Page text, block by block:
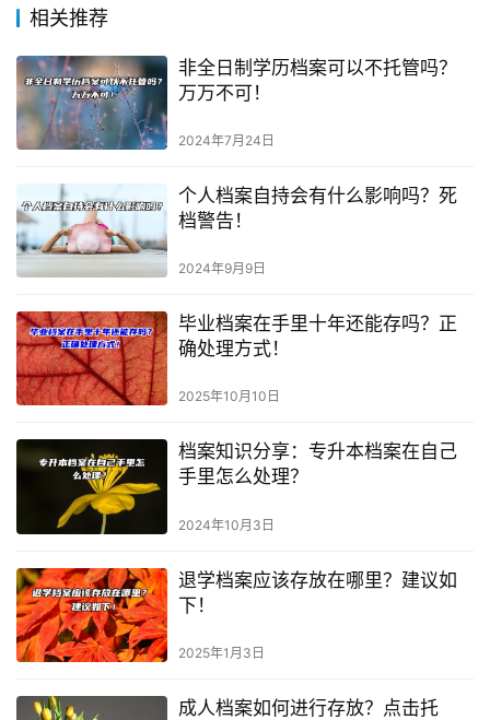
相关推荐
非全日制学历档案可以不托管吗？
万万不可！
2024年7月24日
个人档案自持会有什么影响吗？死
档警告！
2024年9月9日
毕业档案在手里十年还能存吗？正
确处理方式！
2025年10月10日
档案知识分享：专升本档案在自己
手里怎么处理？
2024年10月3日
退学档案应该存放在哪里？建议如
下！
2025年1月3日
成人档案如何进行存放？点击托